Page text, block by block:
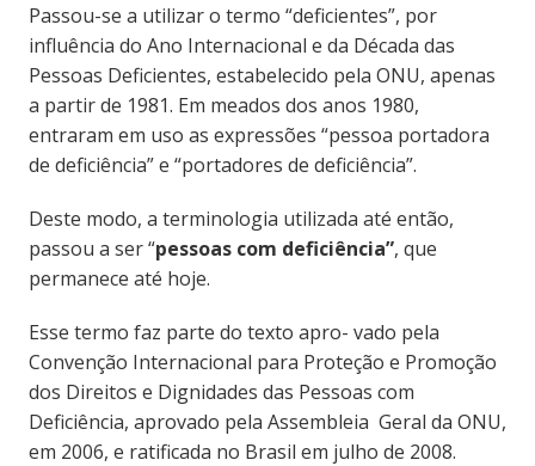
Passou-se a utilizar o termo “deficientes”, por
influência do Ano Internacional e da Década das
Pessoas Deficientes, estabelecido pela ONU, apenas
a partir de 1981. Em meados dos anos 1980,
entraram em uso as expressões “pessoa portadora
de deficiência” e “portadores de deficiência”.
Deste modo, a terminologia utilizada até então,
passou a ser “pessoas com deficiência”, que
permanece até hoje.
Esse termo faz parte do texto apro- vado pela
Convenção Internacional para Proteção e Promoção
dos Direitos e Dignidades das Pessoas com
Deficiência, aprovado pela Assembleia Geral da ONU,
em 2006, e ratificada no Brasil em julho de 2008.